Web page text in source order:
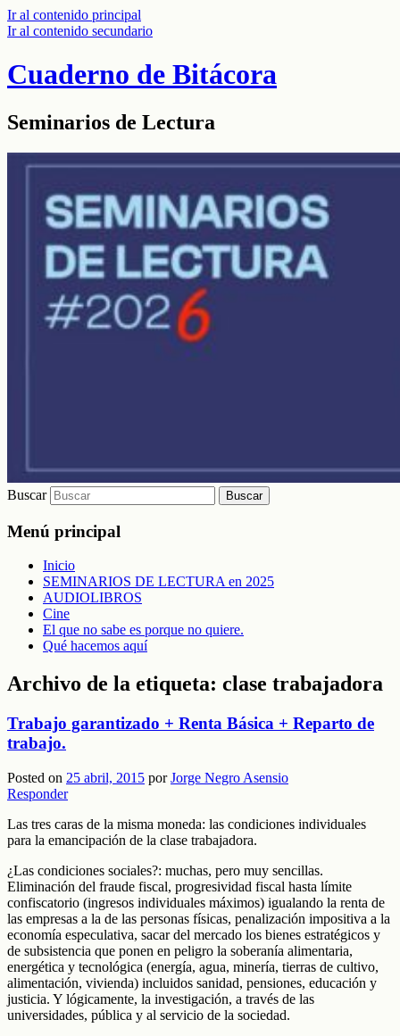
Ir al contenido principal
Ir al contenido secundario
Cuaderno de Bitácora
Seminarios de Lectura
Buscar
Menú principal
Inicio
SEMINARIOS DE LECTURA en 2025
AUDIOLIBROS
Cine
El que no sabe es porque no quiere.
Qué hacemos aquí
Archivo de la etiqueta: clase trabajadora
Trabajo garantizado + Renta Básica + Reparto de
trabajo.
Posted on 25 abril, 2015 porJorge Negro Asensio
Responder
Las tres caras de la misma moneda: las condiciones individuales
para la emancipación de la clase trabajadora.
¿Las condiciones sociales?: muchas, pero muy sencillas.
Eliminación del fraude fiscal, progresividad fiscal hasta límite
confiscatorio (ingresos individuales máximos) igualando la renta de
las empresas a la de las personas físicas, penalización impositiva a la
economía especulativa, sacar del mercado los bienes estratégicos y
de subsistencia que ponen en peligro la soberanía alimentaria,
energética y tecnológica (energía, agua, minería, tierras de cultivo,
alimentación, vivienda) incluidos sanidad, pensiones, educación y
justicia. Y lógicamente, la investigación, a través de las
universidades, pública y al servicio de la sociedad.